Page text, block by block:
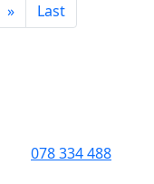
» Last
078 334 488